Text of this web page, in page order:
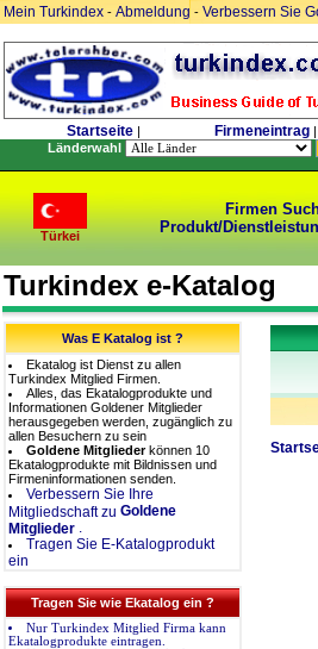
Mein Turkindex - Abmeldung - Verbessern Sie
Startseite | Firmeneintrag |
Länderwahl
Türkei
Firmen
Produkt/
Turkindex e-Katalog
Was E Katalog ist ?
Ekatalog ist Dienst zu allen
Turkindex Mitglied Firmen.
Alles, das Ekatalogprodukte und
Informationen Goldener Mitglieder
herausgegeben werden, zugänglich zu
allen Besuchern zu sein
Goldene Mitgliederkönnen 10
Ekatalogprodukte mit Bildnissen und
Firmeninformationen senden.
Verbessern Sie Ihre
Mitgliedschaft zu Goldene
Mitglieder .
Tragen Sie E-Katalogprodukt
ein
Tragen Sie wie Ekatalog ein ?
Nur Turkindex Mitglied Firma kann
Ekatalogprodukte eintragen.